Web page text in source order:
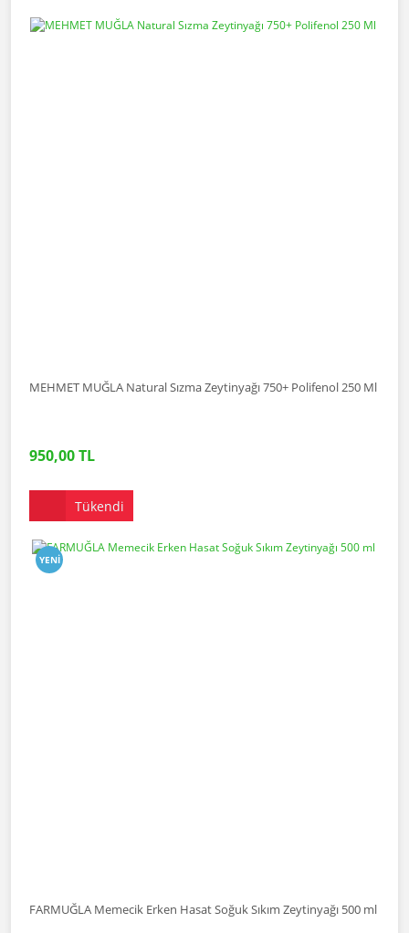
MEHMET MUĞLA Natural Sızma Zeytinyağı 750+ Polifenol 250 Ml
950,00 TL
Tükendi
YENI
FARMUĞLA Memecik Erken Hasat Soğuk Sıkım Zeytinyağı 500 ml